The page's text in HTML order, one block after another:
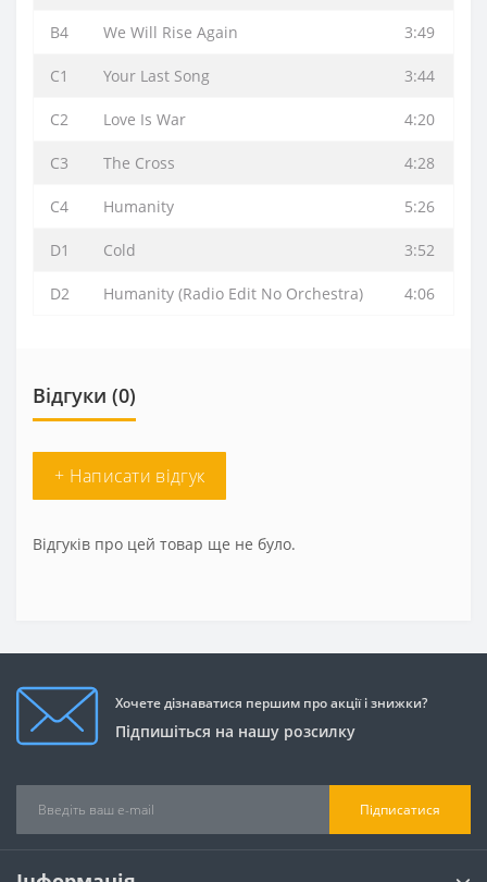
B4 We Will Rise Again 3:49
C1 Your Last Song 3:44
C2 Love Is War 4:20
C3 The Cross 4:28
C4 Humanity 5:26
D1 Cold 3:52
D2 Humanity (Radio Edit No Orchestra) 4:06
Відгуки (0)
+ Написати відгук
Відгуків про цей товар ще не було.
Хочете дізнаватися першим про акції і знижки?
Підпишіться на нашу розсилку
Підписатися